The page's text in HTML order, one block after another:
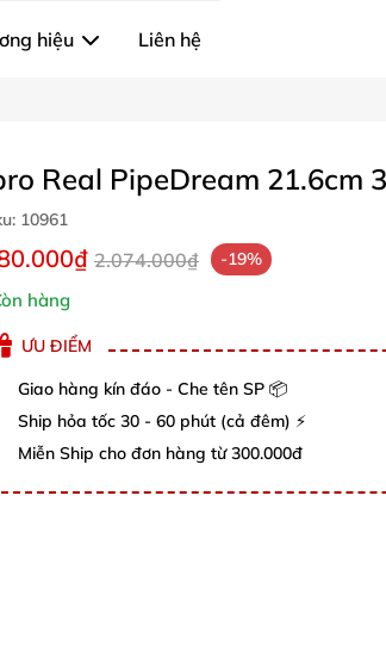
hiệu Liên hệ
Real PipeDream 21.6cm
10961
2.074.000₫ -19%
hàng
ƯU ĐIỂM
Giao hàng kín đáo - Che tên SP 📦
Ship hỏa tốc 30 - 60 phút (cả đêm) ⚡
Miễn Ship cho đơn hàng từ 300.000đ